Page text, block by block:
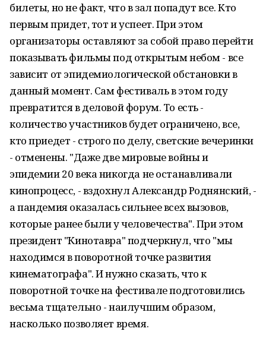
билеты, но не факт, что в зал попадут все. Кто
первым придет, тот и успеет. При этом
организаторы оставляют за собой право перейти
показывать фильмы под открытым небом - все
зависит от эпидемиологической обстановки в
данный момент. Сам фестиваль в этом году
превратится в деловой форум. То есть -
количество участников будет ограничено, все,
кто приедет - строго по делу, светские вечеринки
- отменены. "Даже две мировые войны и
эпидемии 20 века никогда не останавливали
кинопроцесс, - вздохнул Александр Роднянский, -
а пандемия оказалась сильнее всех вызовов,
которые ранее были у человечества". При этом
президент "Кинотавра" подчеркнул, что "мы
находимся в поворотной точке развития
кинематографа". И нужно сказать, что к
поворотной точке на фестивале подготовились
весьма тщательно - наилучшим образом,
насколько позволяет время.